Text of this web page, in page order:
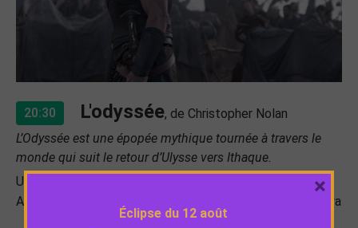
20:30 L'odyssée, de Christopher Nolan
L’Odyssée est une épopée mythique tournée à travers le
monde qui suit le retour d’Ulysse vers Ithaque.
U.S.A. / 2026 / 2h53
Avec Matt Damon, Tom Holland, Anne Hathaway, Zendaya
Éclipse du 12 août
×